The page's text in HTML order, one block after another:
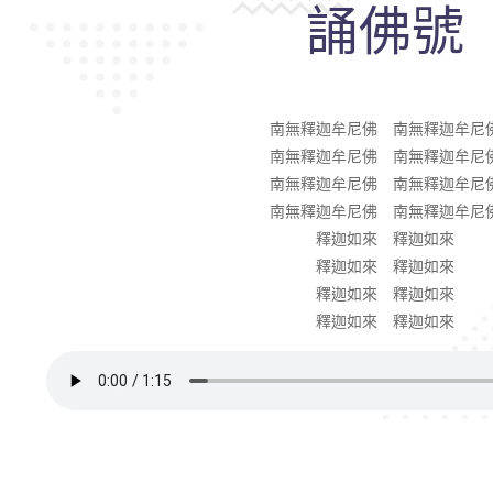
誦佛號
南無釋迦牟尼佛 南無釋迦牟尼
南無釋迦牟尼佛 南無釋迦牟尼
南無釋迦牟尼佛 南無釋迦牟尼
南無釋迦牟尼佛 南無釋迦牟尼
釋迦如來 釋迦如來
釋迦如來 釋迦如來
釋迦如來 釋迦如來
釋迦如來 釋迦如來